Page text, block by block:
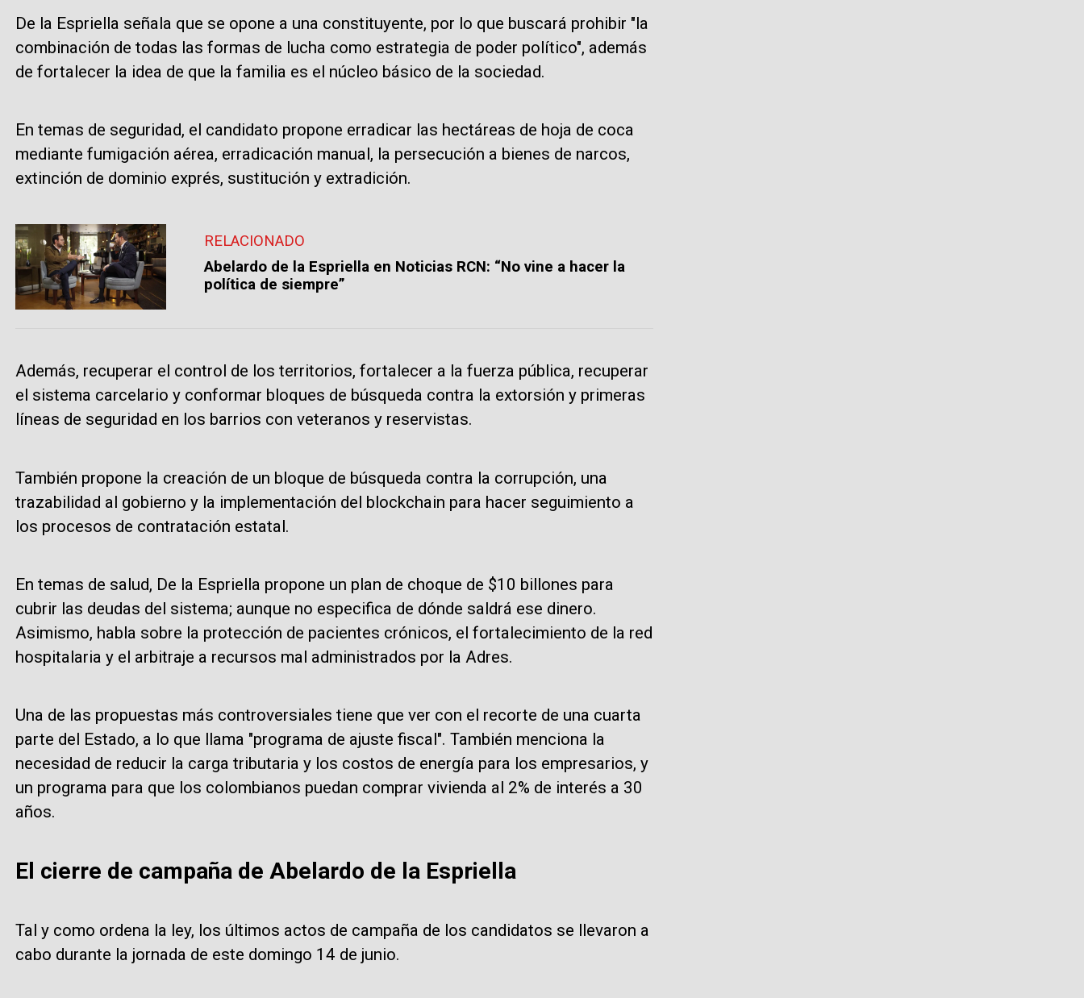
De la Espriella señala que se opone a una constituyente, por lo que buscará prohibir "la
combinación de todas las formas de lucha como estrategia de poder político", además
de fortalecer la idea de que la familia es el núcleo básico de la sociedad.
En temas de seguridad, el candidato propone erradicar las hectáreas de hoja de coca
mediante fumigación aérea, erradicación manual, la persecución a bienes de narcos,
extinción de dominio exprés, sustitución y extradición.
RELACIONADO
Abelardo de la Espriella en Noticias RCN: “No vine a hacer la
política de siempre”
Además, recuperar el control de los territorios, fortalecer a la fuerza pública, recuperar
el sistema carcelario y conformar bloques de búsqueda contra la extorsión y primeras
líneas de seguridad en los barrios con veteranos y reservistas.
También propone la creación de un bloque de búsqueda contra la corrupción, una
trazabilidad al gobierno y la implementación del blockchain para hacer seguimiento a
los procesos de contratación estatal.
En temas de salud, De la Espriella propone un plan de choque de $10 billones para
cubrir las deudas del sistema; aunque no especifica de dónde saldrá ese dinero.
Asimismo, habla sobre la protección de pacientes crónicos, el fortalecimiento de la red
hospitalaria y el arbitraje a recursos mal administrados por la Adres.
Una de las propuestas más controversiales tiene que ver con el recorte de una cuarta
parte del Estado, a lo que llama "programa de ajuste fiscal". También menciona la
necesidad de reducir la carga tributaria y los costos de energía para los empresarios, y
un programa para que los colombianos puedan comprar vivienda al 2% de interés a 30
años.
El cierre de campaña de Abelardo de la Espriella
Tal y como ordena la ley, los últimos actos de campaña de los candidatos se llevaron a
cabo durante la jornada de este domingo 14 de junio.